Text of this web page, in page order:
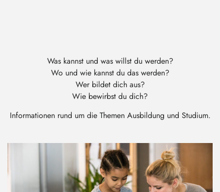
Was kannst und was willst du werden?
Wo und wie kannst du das werden?
Wer bildet dich aus?
Wie bewirbst du dich?
Informationen rund um die Themen Ausbildung und Studium.